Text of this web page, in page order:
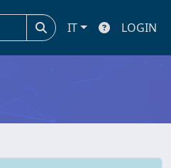
IT LOGIN